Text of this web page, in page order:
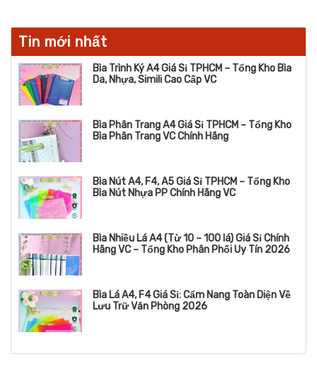
Tin mới nhất
Bìa Trình Ký A4 Giá Sỉ TPHCM – Tổng Kho Bìa
Da, Nhựa, Simili Cao Cấp VC
Bìa Phân Trang A4 Giá Sỉ TPHCM – Tổng Kho
Bìa Phân Trang VC Chính Hãng
Bìa Nút A4, F4, A5 Giá Sỉ TPHCM – Tổng Kho
Bìa Nút Nhựa PP Chính Hãng VC
Bìa Nhiều Lá A4 (Từ 10 – 100 lá) Giá Sỉ Chính
Hãng VC – Tổng Kho Phân Phối Uy Tín 2026
Bìa Lá A4, F4 Giá Sỉ: Cẩm Nang Toàn Diện Về
Lưu Trữ Văn Phòng 2026